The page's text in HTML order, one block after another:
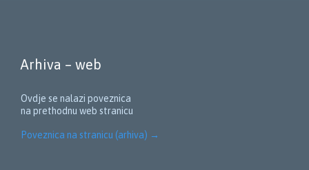
Arhiva – web
Ovdje se nalazi poveznica
na prethodnu web stranicu
Poveznica na stranicu (arhiva) →